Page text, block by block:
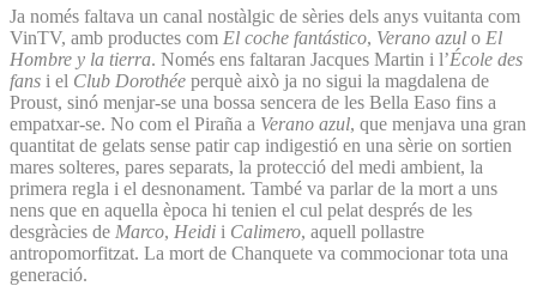
Ja només faltava un canal nostàlgic de sèries dels anys vuitanta com
VinTV, amb productes com El coche fantástico, Verano azul o El
Hombre y la tierra. Només ens faltaran Jacques Martin i l’École des
fans i el Club Dorothée perquè això ja no sigui la magdalena de
Proust, sinó menjar-se una bossa sencera de les Bella Easo fins a
empatxar-se. No com el Piraña a Verano azul, que menjava una gran
quantitat de gelats sense patir cap indigestió en una sèrie on sortien
mares solteres, pares separats, la protecció del medi ambient, la
primera regla i el desnonament. També va parlar de la mort a uns
nens que en aquella època hi tenien el cul pelat després de les
desgràcies de Marco, Heidi i Calimero, aquell pollastre
antropomorfitzat. La mort de Chanquete va commocionar tota una
generació.